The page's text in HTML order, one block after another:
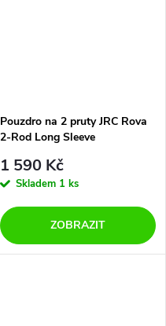
Pouzdro na 2 pruty JRC Rova
2-Rod Long Sleeve
1 590 Kč
Skladem 1 ks
ZOBRAZIT